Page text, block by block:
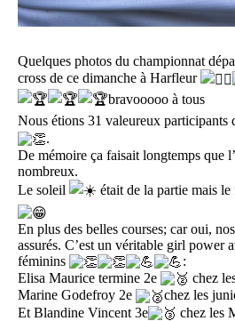
Quelques photos du championnat
cross de ce dimanche à Harfleur
bravooooo à tous
Nous étions 31 valeureux participants
.
De mémoire ça faisait longtemps que
nombreux.
Le soleil
était de la partie mais le
En plus des belles courses; car oui,
assurés. C’est un véritable girl power
féminins
:
Elisa Maurice termine 2e
chez
Marine Godefroy 2e
chez les
Et Blandine Vincent 3e
chez les